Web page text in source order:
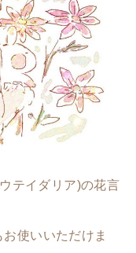
テイダリア)の花言
使いいただけま